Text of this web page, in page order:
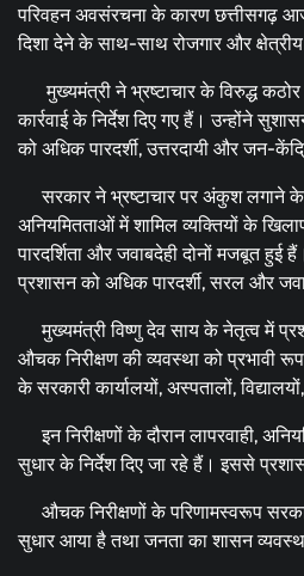
परिवहन अवसंरचना के कारण छत्तीसगढ़
दिशा देने के साथ-साथ रोजगार और
मुख्यमंत्री ने भ्रष्टाचार के विरुद्ध
कार्रवाई के निर्देश दिए गए हैं। उन्होंने
को अधिक पारदर्शी, उत्तरदायी और जन-
सरकार ने भ्रष्टाचार पर अंकुश लगाने के
अनियमितताओं में शामिल व्यक्तियों के
पारदर्शिता और जवाबदेही दोनों मजबूत
प्रशासन को अधिक पारदर्शी, सरल और
मुख्यमंत्री विष्णु देव साय के नेतृत्व में
औचक निरीक्षण की व्यवस्था को प्रभावी
के सरकारी कार्यालयों, अस्पतालों,
इन निरीक्षणों के दौरान लापरवाही,
सुधार के निर्देश दिए जा रहे हैं। इससे
औचक निरीक्षणों के परिणामस्वरूप
सुधार आया है तथा जनता का शासन